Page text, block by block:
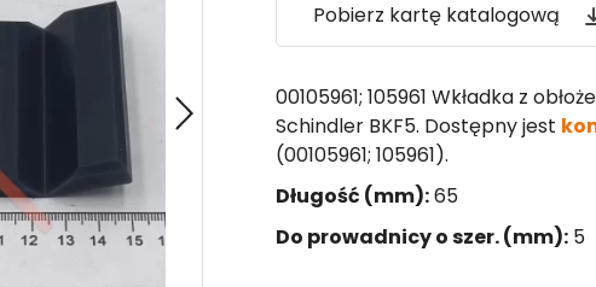
Pobierz kartę katalogową
00105961; 105961 Wkładka z
Schindler BKF5. Dostępny jest
(00105961; 105961).
Długość (mm):65
Do prowadnicy o szer. (mm): 5